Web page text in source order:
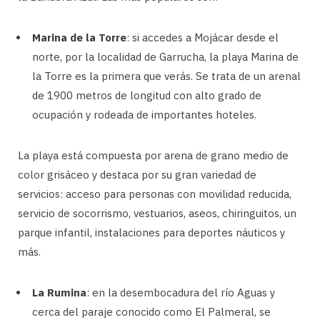
Marina de la Torre: si accedes a Mojácar desde el
norte, por la localidad de Garrucha, la playa Marina de
la Torre es la primera que verás. Se trata de un arenal
de 1900 metros de longitud con alto grado de
ocupación y rodeada de importantes hoteles.
La playa está compuesta por arena de grano medio de
color grisáceo y destaca por su gran variedad de
servicios: acceso para personas con movilidad reducida,
servicio de socorrismo, vestuarios, aseos, chiringuitos, un
parque infantil, instalaciones para deportes náuticos y
más.
La Rumina: en la desembocadura del río Aguas y
cerca del paraje conocido como El Palmeral, se